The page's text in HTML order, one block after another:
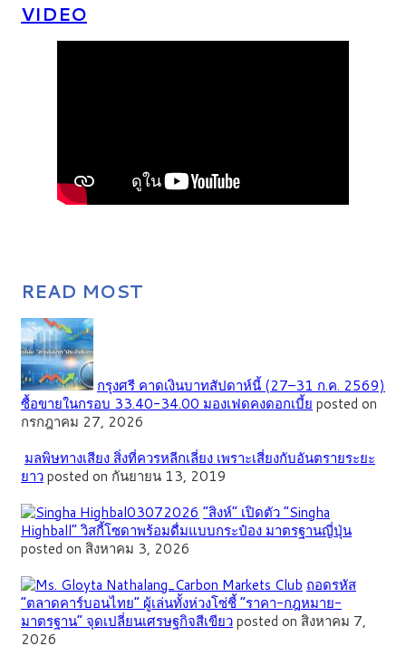
VIDEO
READ MOST
กรุงศรี คาดเงินบาทสัปดาห์นี้ (27–31 ก.ค. 2569)
ซื้อขายในกรอบ 33.40-34.00 มองเฟดคงดอกเบี้ย posted on
กรกฎาคม 27, 2026
มลพิษทางเสียง สิ่งที่ควรหลีกเลี่ยง เพราะเสี่ยงกับอันตรายระยะ
ยาวposted on กันยายน 13, 2019
“สิงห์” เปิดตัว “Singha
Highball” วิสกี้โซดาพร้อมดื่มแบบกระป๋อง มาตรฐานญี่ปุ่น
posted on สิงหาคม 3, 2026
ถอดรหัส
“ตลาดคาร์บอนไทย” ผู้เล่นทั้งห่วงโซ่ชี้ “ราคา-กฎหมาย-
มาตรฐาน” จุดเปลี่ยนเศรษฐกิจสีเขียวposted on สิงหาคม 7,
2026